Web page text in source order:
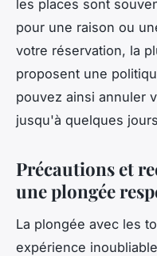
les places sont
pour une raison ou
votre réservation, la
proposent une
pouvez ainsi annuler
jusqu'à quelques
Précautions et
une plongée
La plongée avec les
expérience